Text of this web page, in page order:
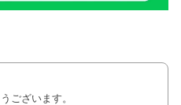
ございます。